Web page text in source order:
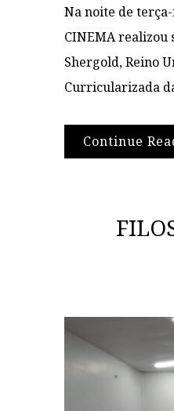
Na noite de terça-
CINEMA realizou
Shergold, Reino
Curricularizada
Continue